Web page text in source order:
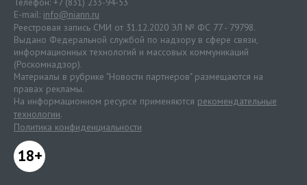
E-mail: info@niann.ru
Реестровая запись СМИ от 31.12.2020 ЭЛ № ФС 77 - 79798.
Выдано Федеральной службой по надзору в сфере связи,
информационных технологий и массовых коммуникаций
(Роскомнадзор).
Материалы в рубрике "Новости партнеров" размещаются на
правах рекламы.
На информационном ресурсе применяются рекомендательные
технологии.
Политика конфиденциальности
18+